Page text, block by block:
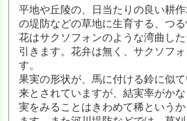
平地や丘陵の、日当たりの良い耕
の堤防などの草地に生育する、つる
花はサクソフォンのような湾曲し
引きます。花弁は無く、サクソフ
す。
果実の形状が、馬に付ける鈴に似
来とされていますが、結実率がか
実をみることはきわめて稀という